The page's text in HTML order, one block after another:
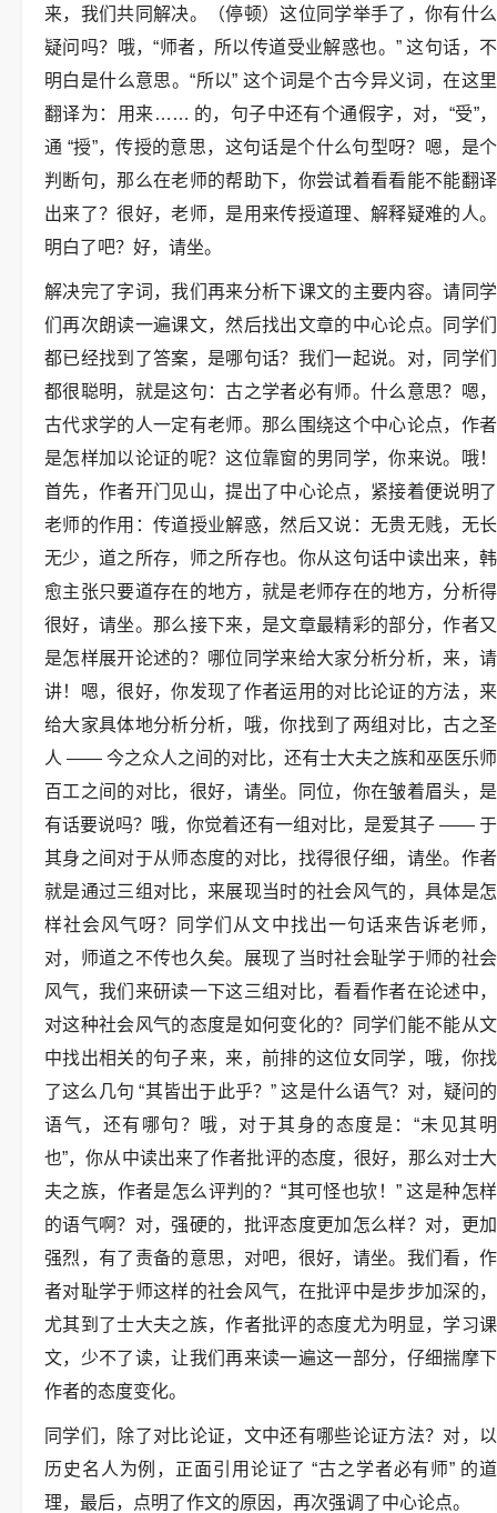
来，我们共同解决。（停顿）这位同学举手了，你有什么
疑问吗？哦，“师者，所以传道受业解惑也。” 这句话，不
明白是什么意思。“所以” 这个词是个古今异义词，在这里
翻译为：用来…… 的，句子中还有个通假字，对，“受”，
通 “授”，传授的意思，这句话是个什么句型呀？嗯，是个
判断句，那么在老师的帮助下，你尝试着看看能不能翻译
出来了？很好，老师，是用来传授道理、解释疑难的人。
明白了吧？好，请坐。
解决完了字词，我们再来分析下课文的主要内容。请同学
们再次朗读一遍课文，然后找出文章的中心论点。同学们
都已经找到了答案，是哪句话？我们一起说。对，同学们
都很聪明，就是这句：古之学者必有师。什么意思？嗯，
古代求学的人一定有老师。那么围绕这个中心论点，作者
是怎样加以论证的呢？这位靠窗的男同学，你来说。哦！
首先，作者开门见山，提出了中心论点，紧接着便说明了
老师的作用：传道授业解惑，然后又说：无贵无贱，无长
无少，道之所存，师之所存也。你从这句话中读出来，韩
愈主张只要道存在的地方，就是老师存在的地方，分析得
很好，请坐。那么接下来，是文章最精彩的部分，作者又
是怎样展开论述的？哪位同学来给大家分析分析，来，请
讲！嗯，很好，你发现了作者运用的对比论证的方法，来
给大家具体地分析分析，哦，你找到了两组对比，古之圣
人 —— 今之众人之间的对比，还有士大夫之族和巫医乐师
百工之间的对比，很好，请坐。同位，你在皱着眉头，是
有话要说吗？哦，你觉着还有一组对比，是爱其子 —— 于
其身之间对于从师态度的对比，找得很仔细，请坐。作者
就是通过三组对比，来展现当时的社会风气的，具体是怎
样社会风气呀？同学们从文中找出一句话来告诉老师，
对，师道之不传也久矣。展现了当时社会耻学于师的社会
风气，我们来研读一下这三组对比，看看作者在论述中，
对这种社会风气的态度是如何变化的？同学们能不能从文
中找出相关的句子来，来，前排的这位女同学，哦，你找
了这么几句 “其皆出于此乎？” 这是什么语气？对，疑问的
语气，还有哪句？哦，对于其身的态度是：“未见其明
也”，你从中读出来了作者批评的态度，很好，那么对士大
夫之族，作者是怎么评判的？“其可怪也欤！” 这是种怎样
的语气啊？对，强硬的，批评态度更加怎么样？对，更加
强烈，有了责备的意思，对吧，很好，请坐。我们看，作
者对耻学于师这样的社会风气，在批评中是步步加深的，
尤其到了士大夫之族，作者批评的态度尤为明显，学习课
文，少不了读，让我们再来读一遍这一部分，仔细揣摩下
作者的态度变化。
同学们，除了对比论证，文中还有哪些论证方法？对，以
历史名人为例，正面引用论证了 “古之学者必有师” 的道
理，最后，点明了作文的原因，再次强调了中心论点。